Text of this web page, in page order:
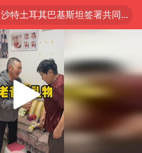
沙特土耳其巴基斯坦签署共同防务协议
中医教你一招提升气血
四川宜宾市高县4.9级地震致1人死亡
胜宏科技：股票交易异常波动
U17国足点球大战淘汰河床晋级决赛
百花奖开幕式